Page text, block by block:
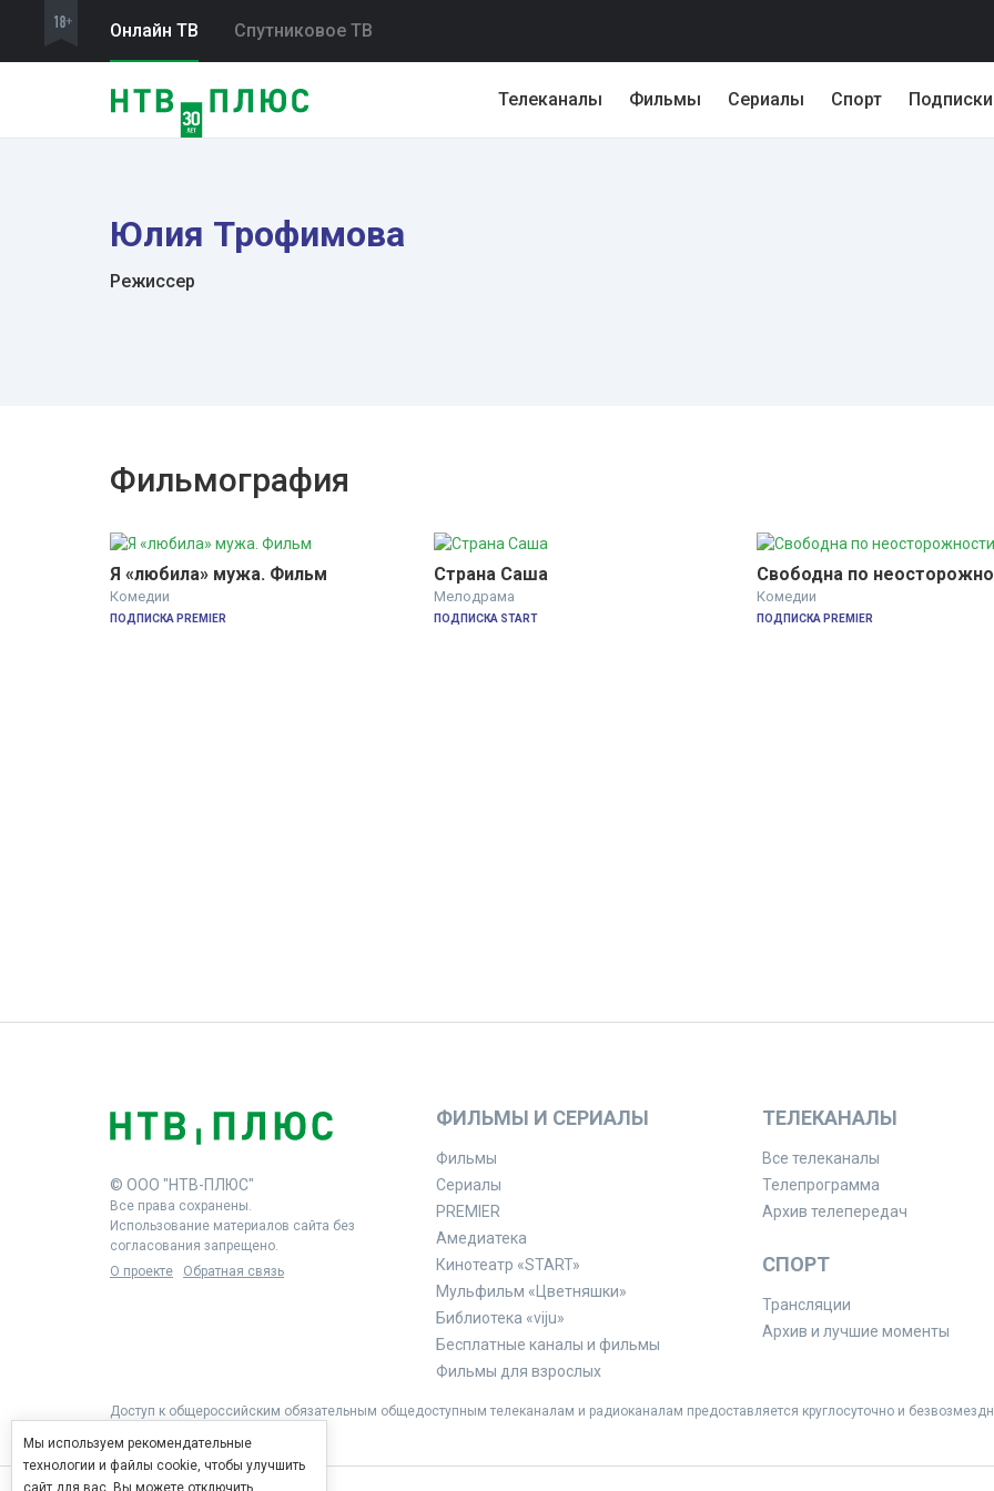
Онлайн ТВ Спутниковое ТВ
Телеканалы Фильмы Сериалы Спорт Подписки
Юлия Трофимова
Режиссер
Фильмография
Я «любила» мужа. Фильм
Комедии
ПОДПИСКА PREMIER
Страна Саша
Мелодрама
ПОДПИСКА START
Свободна по
Комедии
ПОДПИСКА PREMIER
© ООО "НТВ-ПЛЮС"
Все права сохранены.
Использование материалов сайта без
согласования запрещено.
О проекте
Обратная связь
ФИЛЬМЫ И СЕРИАЛЫ
Фильмы
Сериалы
PREMIER
Амедиатека
Кинотеатр «START»
Мульфильм «Цветняшки»
Библиотека «viju»
Бесплатные каналы и фильмы
Фильмы для взрослых
ТЕЛЕКАНАЛЫ
Все телеканалы
Телепрограмма
Архив телепередач
СПОРТ
Трансляции
Архив и лучшие моменты
Доступ к общероссийским обязательным общедоступным телеканалам и радиоканалам предоставляется круглосуточно и
Мы используем рекомендательные
технологии и файлы cookie, чтобы улучшить
сайт для вас. Вы можете отключить